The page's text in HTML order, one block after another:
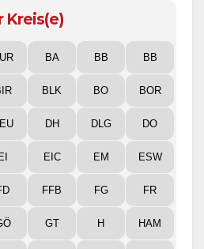
Kreis(e)
BA BB BB
BLK BO BOR
DH DLG DO
EI EIC EM ESW
FFB FG FR
GT H HAM